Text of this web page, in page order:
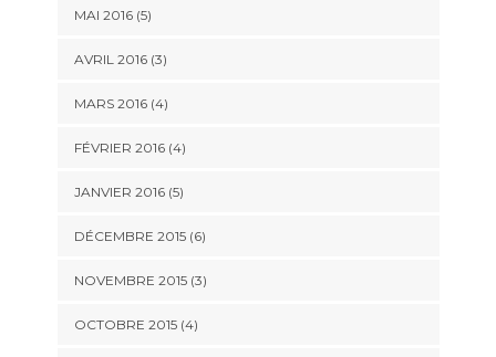
MAI 2016(5)
AVRIL 2016(3)
MARS 2016(4)
FÉVRIER 2016(4)
JANVIER 2016(5)
DÉCEMBRE 2015(6)
NOVEMBRE 2015(3)
OCTOBRE 2015(4)